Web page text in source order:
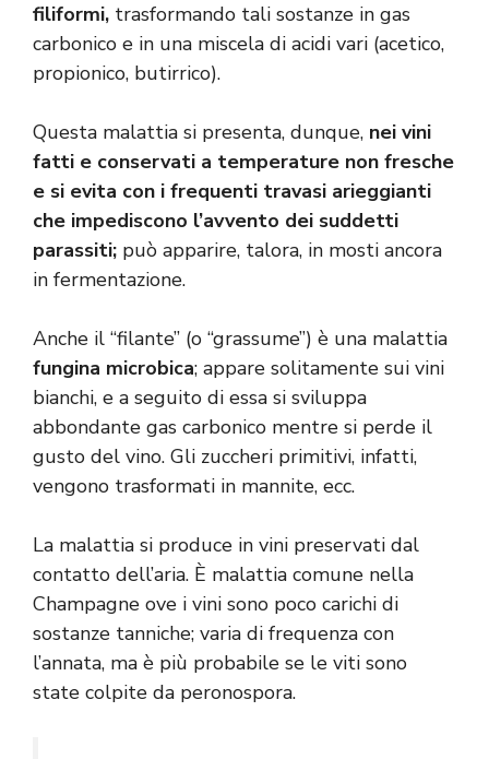
filiformi, trasformando tali sostanze in gas
carbonico e in una miscela di acidi vari (acetico,
propionico, butirrico).
Questa malattia si presenta, dunque, nei vini
fatti e conservati a temperature non fresche
e si evita con i frequenti travasi arieggianti
che impediscono l’avvento dei suddetti
parassiti; può apparire, talora, in mosti ancora
in fermentazione.
Anche il “filante” (o “grassume”) è una malattia
fungina microbica; appare solitamente sui vini
bianchi, e a seguito di essa si sviluppa
abbondante gas carbonico mentre si perde il
gusto del vino. Gli zuccheri primitivi, infatti,
vengono trasformati in mannite, ecc.
La malattia si produce in vini preservati dal
contatto dell’aria. È malattia comune nella
Champagne ove i vini sono poco carichi di
sostanze tanniche; varia di frequenza con
l’annata, ma è più probabile se le viti sono
state colpite da peronospora.